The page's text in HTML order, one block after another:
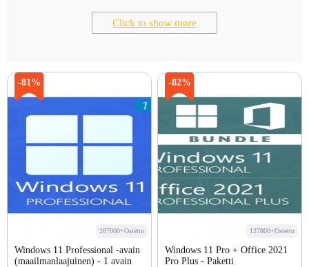
Click to show more
-81%
287000+Ostettu
Windows 11 Professional -avain
(maailmanlaajuinen) - 1 avain
-82%
127800+Ostettu
Windows 11 Pro + Office 2021
Pro Plus - Paketti